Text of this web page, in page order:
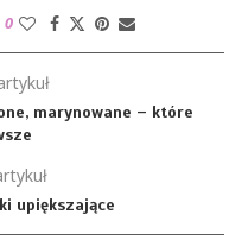
0
marynowane – które
upiększające